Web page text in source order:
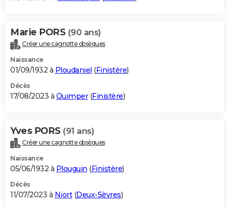
Marie PORS (90 ans)
Créer une cagnotte obsèques
Naissance
01/09/1932 à Ploudaniel (Finistère)
Décès
17/08/2023 à Quimper(Finistère)
Yves PORS (91 ans)
Créer une cagnotte obsèques
Naissance
05/06/1932 à Plouguin (Finistère)
Décès
11/07/2023 à Niort(Deux-Sèvres)